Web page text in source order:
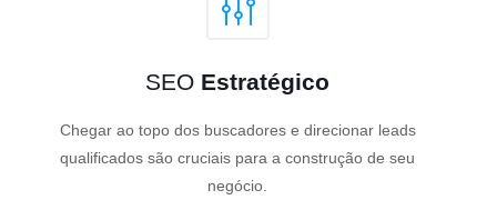
SEO Estratégico
Chegar ao topo dos buscadores e direcionar leads
qualificados são cruciais para a construção de seu
negócio.